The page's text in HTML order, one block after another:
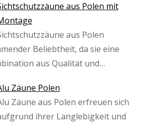
aus Polen mit
aus Polen
Beliebtheit, da sie eine
aus Qualität und…
Zäune Polen
Zäune aus Polen erfreuen sich
ihrer Langlebigkeit und